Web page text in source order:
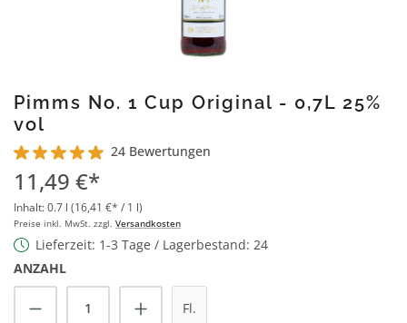
Pimms No. 1 Cup Original - 0,7L 25%
vol
Durchschnittliche Bewertung von 4.9 von 5 Sternen
24 Bewertungen
11,49 €*
Inhalt:0.7 l (16,41 €* / 1 l)
Preise inkl. MwSt. zzgl. Versandkosten
Lieferzeit: 1-3 Tage / Lagerbestand: 24
ANZAHL
Produkt Anzahl: Gib den gewünschten
Fl.